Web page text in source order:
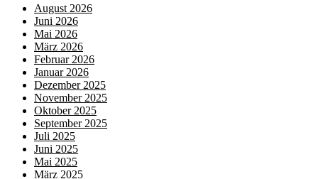
August 2026
Juni 2026
Mai 2026
März 2026
Februar 2026
Januar 2026
Dezember 2025
November 2025
Oktober 2025
September 2025
Juli 2025
Juni 2025
Mai 2025
März 2025